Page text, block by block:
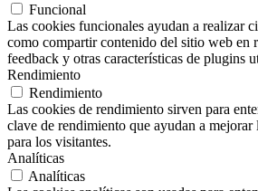
Funcional
Las cookies funcionales ayudan a realizar
como compartir contenido del sitio web en
feedback y otras características de plugins
Rendimiento
Rendimiento
Las cookies de rendimiento sirven para
clave de rendimiento que ayudan a
para los visitantes.
Analíticas
Analíticas